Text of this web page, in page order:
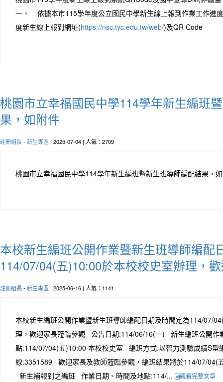
一、 依據本市115學年度公立國民中學新生線上報到作業工作進
度新生線上報到網址(https://nsc.tyc.edu.tw/web/)及QR Code
桃園市立幸福國民中學114學年新生編班
果，如附件
註冊組長- 新生專區 | 2025-07-04 | 人氣：2709
桃園市立幸福國民中學114學年新生編班暨新生班導師編配結果，
本校新生編班公開作業暨新生班導師編配
114/07/04(五)10:00於本校校史室辦理，
註冊組長- 新生專區 | 2025-06-16 | 人氣：1141
本校新生編班公開作業暨新生班導師編配日期及時間定為114/07/
理，歡迎家長蒞臨參觀 公告日期:114/06/16(一) 新生編班公開
點:114/07/04(五)10:00 本校校史室 編班方式:以智力測驗成績S
線:3351589 歡迎家長及教師蒞臨參觀，編班結果將於114/07/04(
新生補報到之編班 作業日期、時間及地點:114/...
觀看完整文章